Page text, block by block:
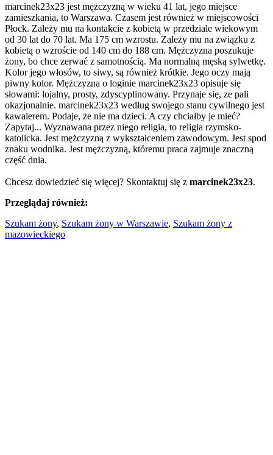
marcinek23x23 jest mężczyzną w wieku 41 lat, jego miejsce
zamieszkania, to Warszawa. Czasem jest również w miejscowości
Płock. Zależy mu na kontakcie z kobietą w przedziale wiekowym
od 30 lat do 70 lat. Ma 175 cm wzrostu. Zależy mu na związku z
kobietą o wzroście od 140 cm do 188 cm. Mężczyzna poszukuje
żony, bo chce zerwać z samotnością. Ma normalną męską sylwetkę.
Kolor jego włosów, to siwy, są również krótkie. Jego oczy mają
piwny kolor. Mężczyzna o loginie marcinek23x23 opisuje się
słowami: lojalny, prosty, zdyscyplinowany. Przynaje się, ze pali
okazjonalnie. marcinek23x23 według swojego stanu cywilnego jest
kawalerem. Podaje, że nie ma dzieci. A czy chciałby je mieć?
Zapytaj... Wyznawana przez niego religia, to religia rzymsko-
katolicka. Jest mężczyzną z wykształceniem zawodowym. Jest spod
znaku wodnika. Jest mężczyzną, któremu praca zajmuje znaczną
część dnia.
Chcesz dowiedzieć się więcej? Skontaktuj się z marcinek23x23.
Przeglądaj również:
Szukam żony, Szukam żony w Warszawie, Szukam żony z
mazowieckiego